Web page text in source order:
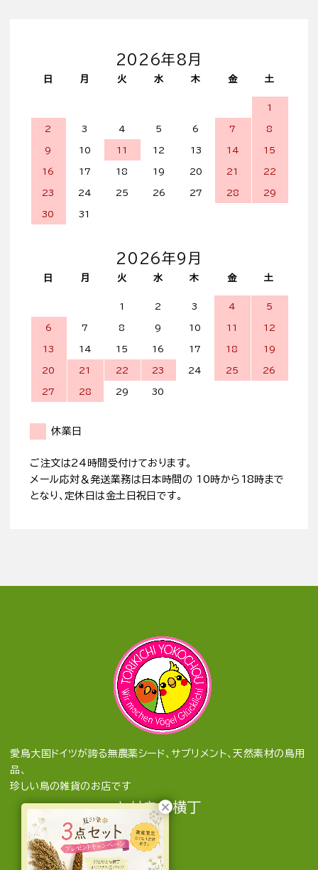
2026年8月
日 月 火 水 木 金 土
1
2 3 4 5 6 7 8
9 10 11 12 13 14 15
16 17 18 19 20 21 22
23 24 25 26 27 28 29
30 31
2026年9月
日 月 火 水 木 金 土
1 2 3 4 5
6 7 8 9 10 11 12
13 14 15 16 17 18 19
20 21 22 23 24 25 26
27 28 29 30
休業日
ご注文は24時間受付けております。
メール応対＆発送業務は日本時間の 10時から18時まで
となり、定休日は金土日祝日です。
愛鳥大国ドイツが誇る無農薬シード、サプリメント、天然素材の鳥用
品、
珍しい鳥の雑貨のお店です
とりきち横丁